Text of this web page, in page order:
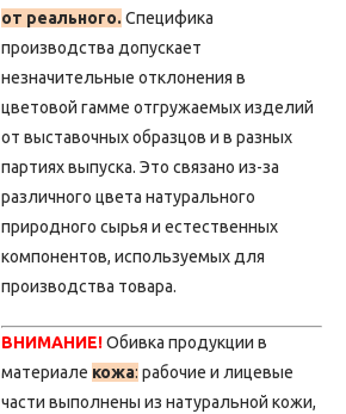
от реального. Специфика
производства допускает
незначительные отклонения в
цветовой гамме отгружаемых изделий
от выставочных образцов и в разных
партиях выпуска. Это связано из-за
различного цвета натурального
природного сырья и естественных
компонентов, используемых для
производства товара.
ВНИМАНИЕ!Обивка продукции в
материале кожа: рабочие и лицевые
части выполнены из натуральной кожи,